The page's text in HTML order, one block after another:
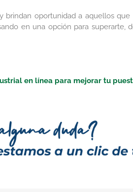
oportunidad a aquellos que
en una opción para superarte,
en línea para mejorar tu